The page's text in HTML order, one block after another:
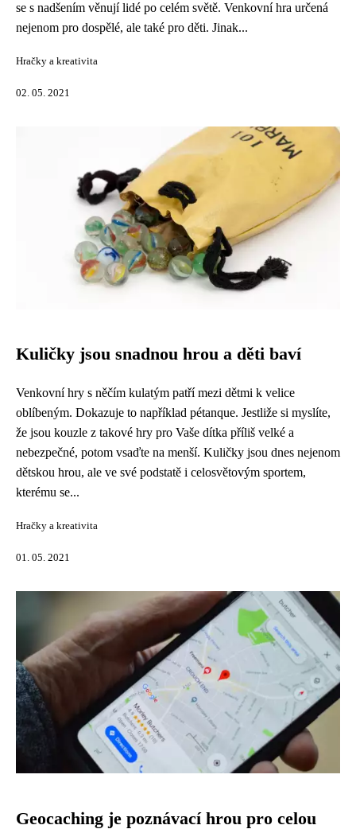
se s nadšením věnují lidé po celém světě. Venkovní hra určená
nejenom pro dospělé, ale také pro děti. Jinak...
Hračky a kreativita
02. 05. 2021
Kuličky jsou snadnou hrou a děti baví
Venkovní hry s něčím kulatým patří mezi dětmi k velice
oblíbeným. Dokazuje to například pétanque. Jestliže si myslíte,
že jsou kouzle z takové hry pro Vaše dítka příliš velké a
nebezpečné, potom vsaďte na menší. Kuličky jsou dnes nejenom
dětskou hrou, ale ve své podstatě i celosvětovým sportem,
kterému se...
Hračky a kreativita
01. 05. 2021
Geocaching je poznávací hrou pro celou